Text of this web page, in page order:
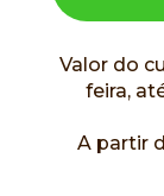
Valor do
feira,
A partir